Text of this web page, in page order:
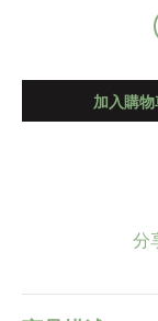
加入購
分